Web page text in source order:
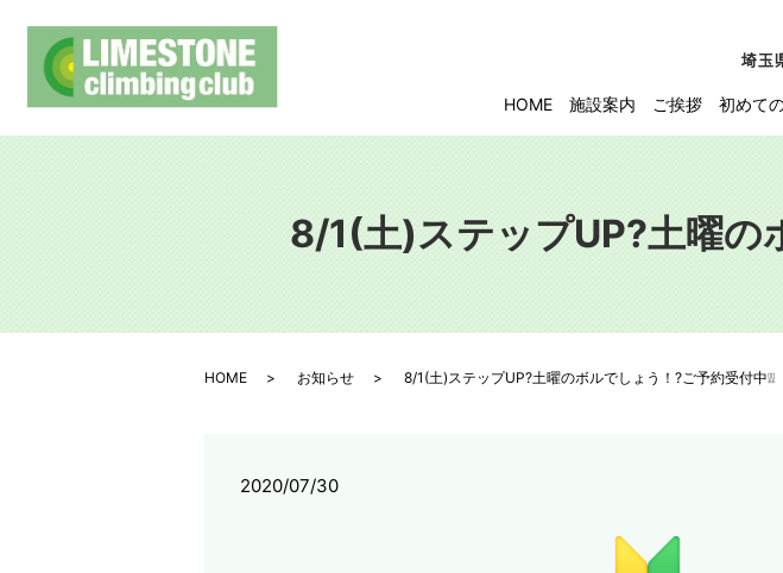
HOME 施設案内 ご挨拶 初めて
8/1(土)ステップUP?土曜の
HOME お知らせ 8/1(土)ステップUP?土曜のボルでしょう！?ご予約受付中❕❕
2020/07/30